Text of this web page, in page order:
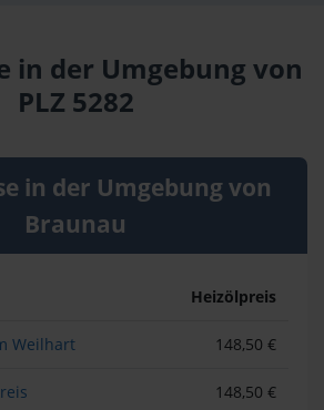
in der Umgebung von
PLZ 5282
in der Umgebung von
Braunau
Heizölpreis
Weilhart 148,50 €
148,50 €